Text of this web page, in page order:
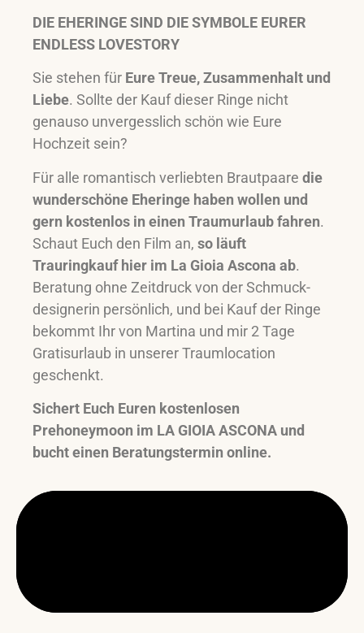
DIE EHERINGE SIND DIE SYMBOLE EURER
ENDLESS LOVESTORY
Sie stehen für Eure Treue, Zusammenhalt und
Liebe. Sollte der Kauf dieser Ringe nicht
genauso unvergesslich schön wie Eure
Hochzeit sein?
Für alle romantisch verliebten Brautpaare die
wunderschöne Eheringe haben wollen und
gern kostenlos in einen Traumurlaub fahren.
Schaut Euch den Film an, so läuft
Trauringkauf hier im La Gioia Ascona ab.
Beratung ohne Zeitdruck von der Schmuck-
designerin persönlich, und bei Kauf der Ringe
bekommt Ihr von Martina und mir 2 Tage
Gratisurlaub in unserer Traumlocation
geschenkt.
Sichert Euch Euren kostenlosen
Prehoneymoon im LA GIOIA ASCONA und
bucht einen Beratungstermin online.